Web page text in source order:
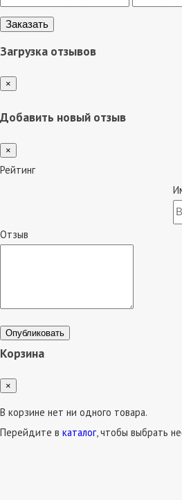
Загрузка отзывов
×
Добавить новый отзыв
×
Рейтинг
Отзыв
Опубликовать
Корзина
×
В корзине нет ни одного товара.
Перейдите в каталог, чтобы выбрать